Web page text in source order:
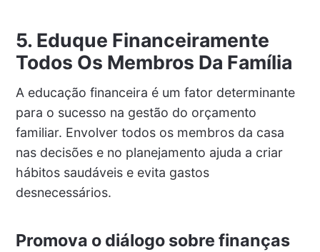
5. Eduque Financeiramente
Todos Os Membros Da Família
A educação financeira é um fator determinante
para o sucesso na gestão do orçamento
familiar. Envolver todos os membros da casa
nas decisões e no planejamento ajuda a criar
hábitos saudáveis e evita gastos
desnecessários.
Promova o diálogo sobre finanças